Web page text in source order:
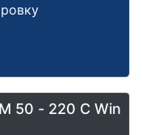
50 - 220 C Win